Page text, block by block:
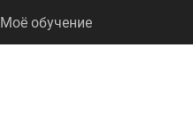
Моё обучение